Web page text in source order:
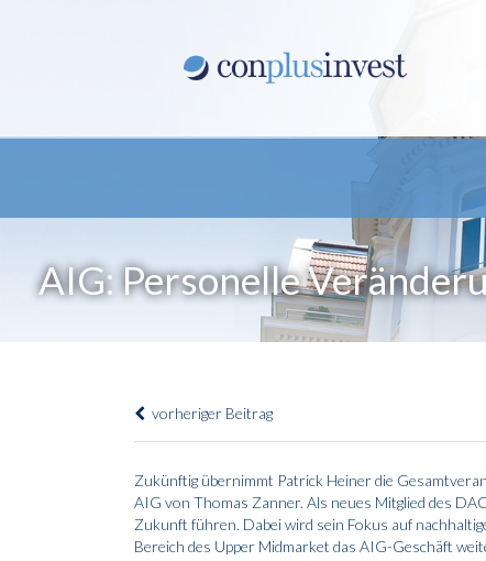
AIG: Personelle
vorheriger Beitrag
Zukünftig übernimmt Patrick Heiner die
AIG von Thomas Zanner. Als neues Mitglied des
Zukunft führen. Dabei wird sein Fokus auf
Bereich des Upper Midmarket das AIG-Geschäft